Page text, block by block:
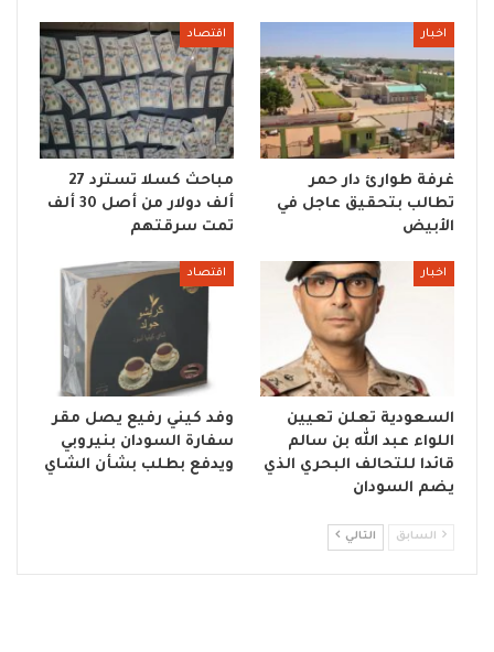
اخبار
غرفة طوارئ دار حمر
تطالب بتحقيق عاجل في
الأبيض
اقتصاد
مباحث كسلا تسترد 27
ألف دولار من أصل 30 ألف
تمت سرقتهم
اخبار
السعودية تعلن تعيين
اللواء عبد الله بن سالم
قائدا للتحالف البحري الذي
يضم السودان
اقتصاد
وفد كيني رفيع يصل مقر
سفارة السودان بنيروبي
ويدفع بطلب بشأن الشاي
السابق التالي